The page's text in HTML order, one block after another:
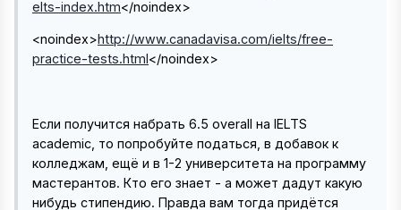
elts-index.htm</noindex>
<noindex>http://www.canadavisa.com/ielts/free-
practice-tests.html </noindex>
Если получится набрать 6.5 overall на IELTS
academic, то попробуйте податься, в добавок к
колледжам, ещё и в 1-2 университета на программу
мастерантов. Кто его знает - а может дадут какую
нибудь стипендию. Правда вам тогда придётся